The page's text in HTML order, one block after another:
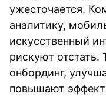
ужесточается.
аналитику,
искусственный
рискуют отстать.
онбординг,
повышают